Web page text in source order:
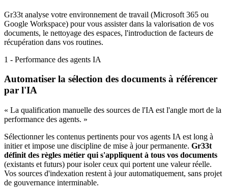
Gr33t analyse votre environnement de travail (Microsoft 365 ou
Google Workspace) pour vous assister dans la valorisation de vos
documents, le nettoyage des espaces, l'introduction de facteurs de
récupération dans vos routines.
1 - Performance des agents IA
Automatiser la sélection des documents à référencer
par l'IA
« La qualification manuelle des sources de l'IA est l'angle mort de la
performance des agents. »
Sélectionner les contenus pertinents pour vos agents IA est long à
initier et impose une discipline de mise à jour permanente. Gr33t
définit des règles métier qui s'appliquent à tous vos documents
(existants et futurs) pour isoler ceux qui portent une valeur réelle.
Vos sources d'indexation restent à jour automatiquement, sans projet
de gouvernance interminable.